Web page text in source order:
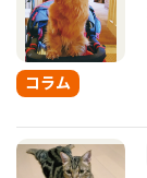
コラム